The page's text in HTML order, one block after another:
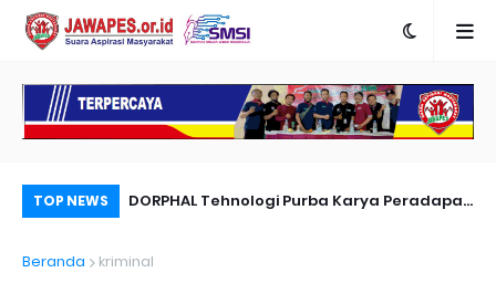
TOP NEWS
Anies
DORPHAL Tehnologi Purba Karya Peradapan
Beranda
kriminal